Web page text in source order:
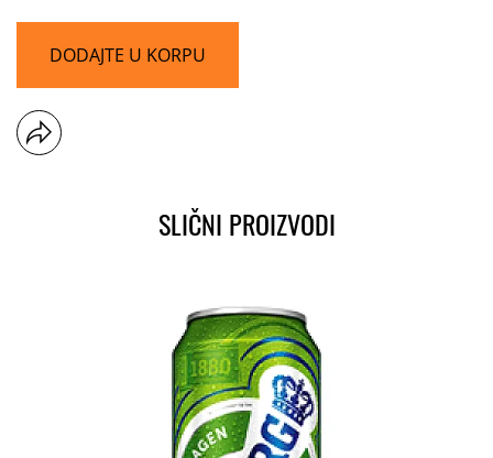
DODAJTE U KORPU
SLIČNI PROIZVODI